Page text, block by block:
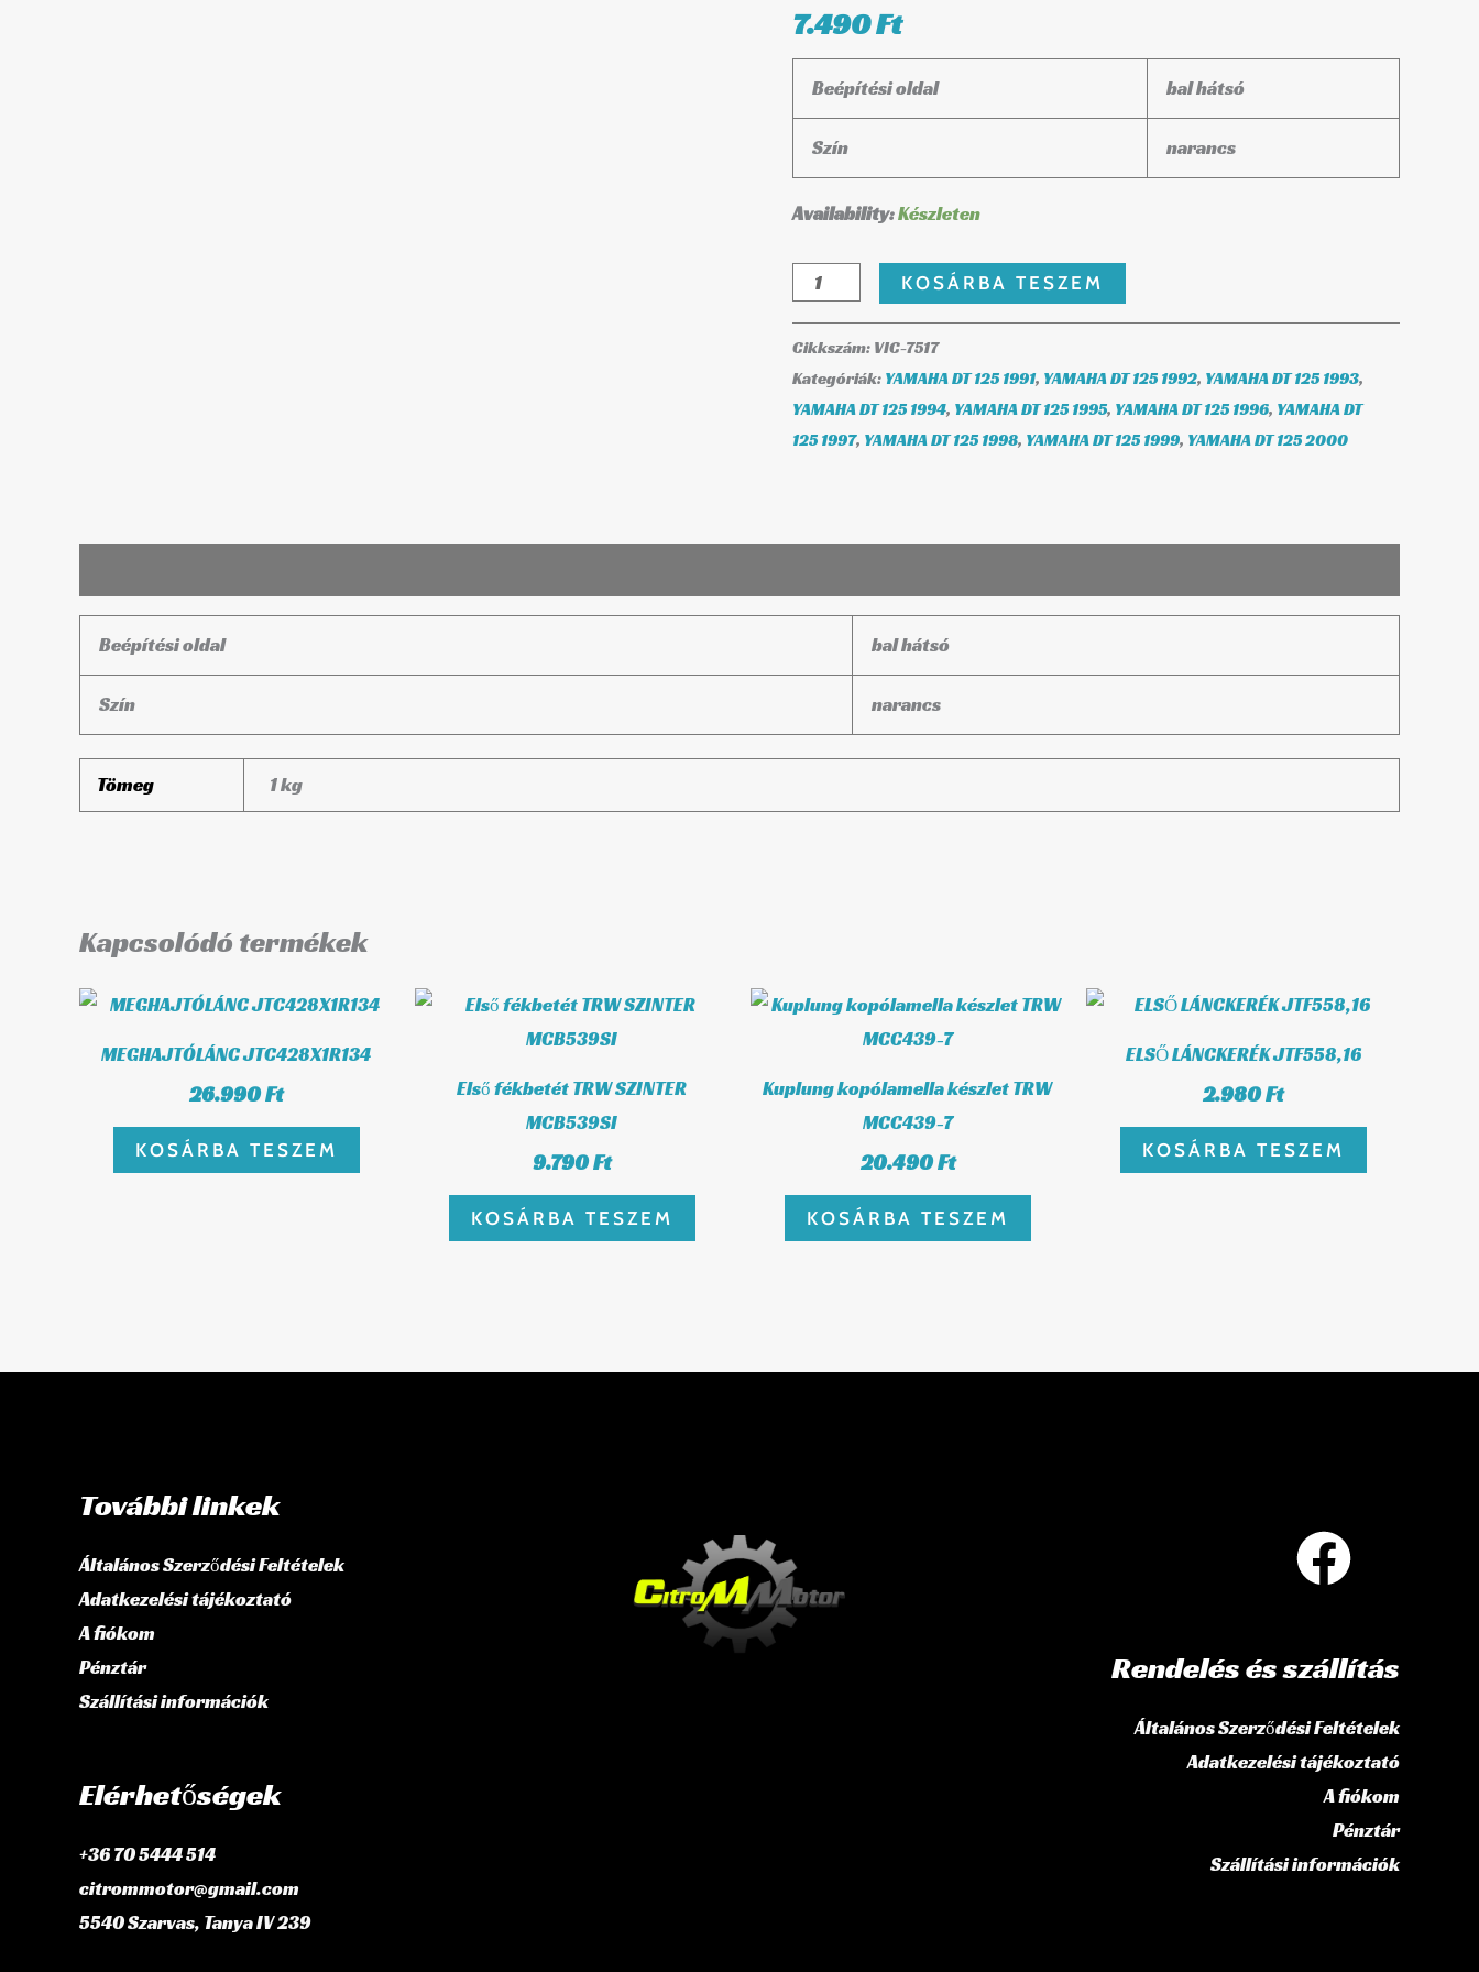
7.490Ft
Beépítési oldal bal hátsó
Szín narancs
Availability:Készleten
KOSÁRBA TESZEM
Cikkszám: VIC-7517
Kategóriák: YAMAHA DT 125 1991, YAMAHA DT 125 1992, YAMAHA DT 125 1993,
YAMAHA DT 125 1994, YAMAHA DT 125 1995, YAMAHA DT 125 1996, YAMAHA DT
125 1997, YAMAHA DT 125 1998, YAMAHA DT 125 1999, YAMAHA DT 125 2000
Beépítési oldal bal hátsó
Szín narancs
Tömeg 1 kg
Kapcsolódó termékek
MEGHAJTÓLÁNC JTC428X1R134
26.990Ft
KOSÁRBA TESZEM
Első fékbetét TRW SZINTER
MCB539SI
9.790Ft
KOSÁRBA TESZEM
Kuplung kopólamella készlet TRW
MCC439-7
20.490Ft
KOSÁRBA TESZEM
ELSŐ LÁNCKERÉK JTF558,16
2.980Ft
KOSÁRBA TESZEM
További linkek
Általános Szerződési Feltételek
Adatkezelési tájékoztató
A fiókom
Pénztár
Szállítási információk
Elérhetőségek
+36 70 5444 514
citrommotor@gmail.com
5540 Szarvas, Tanya IV 239
Rendelés és szállítás
Általános Szerződési Feltételek
Adatkezelési tájékoztató
A fiókom
Pénztár
Szállítási információk